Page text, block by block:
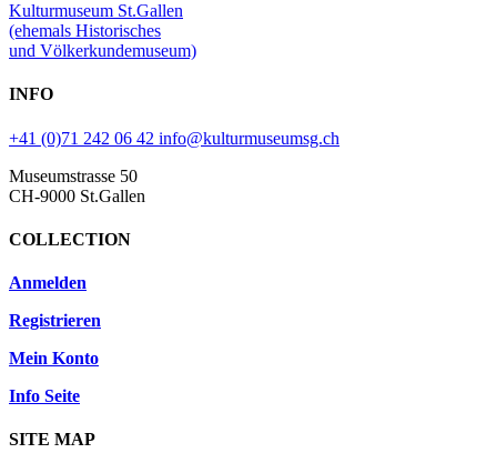
Kulturmuseum St.Gallen
(ehemals Historisches
und Völkerkundemuseum)
INFO
+41 (0)71 242 06 42 info@kulturmuseumsg.ch
Museumstrasse 50
CH-9000 St.Gallen
COLLECTION
Anmelden
Registrieren
Mein Konto
Info Seite
SITE MAP